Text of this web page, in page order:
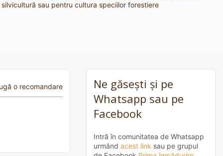
sau pentru cultura speciilor forestiere
o recomandare
Ne găsești și pe
Whatsapp sau pe
Facebook
Intră în comunitatea de Whatsapp
urmând acest link sau pe grupul